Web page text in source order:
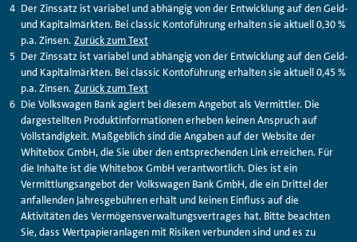
Der Zinssatz ist variabel und abhängig von der Entwicklung auf den Geld-
und Kapitalmärkten. Bei classic Kontoführung erhalten sie aktuell 0,30 %
p.a. Zinsen. Zurück zum Text
Der Zinssatz ist variabel und abhängig von der Entwicklung auf den Geld-
und Kapitalmärkten. Bei classic Kontoführung erhalten sie aktuell 0,45 %
p.a. Zinsen. Zurück zum Text
Die Volkswagen Bank agiert bei diesem Angebot als Vermittler. Die
dargestellten Produktinformationen erheben keinen Anspruch auf
Vollständigkeit. Maßgeblich sind die Angaben auf der Website der
WhiteboxGmbH, die Sie über den entsprechenden Link erreichen. Für
die Inhalte ist die WhiteboxGmbH verantwortlich. Dies ist ein
Vermittlungsangebot der Volkswagen Bank GmbH, die ein Drittel der
anfallenden Jahresgebühren erhält und keinen Einfluss auf die
Aktivitäten des Vermögensverwaltungsvertrages hat. Bitte beachten
Sie, dass Wertpapieranlagen mit Risiken verbunden sind und es zu